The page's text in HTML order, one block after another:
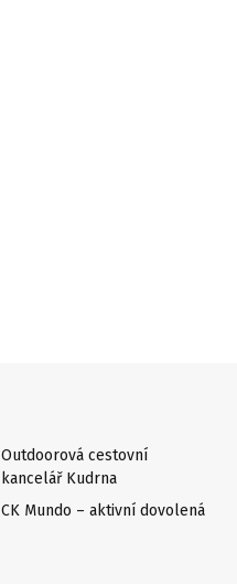
Outdoorová cestovní
kancelář Kudrna
CK Mundo – aktivní dovolená